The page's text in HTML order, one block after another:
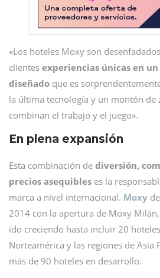
«Los hoteles Moxy son
clientes experiencias únicas en
diseñado que es
la última tecnología y un montón de
combinan el trabajo y el juego».
En plena expansión
Esta combinación de diversión,
precios asequibles es la
marca a nivel internacional. Moxy
2014 con la apertura de Moxy
ido creciendo hasta incluir 20
Norteamérica y las regiones de Asia
más de 90 hoteles en desarrollo.